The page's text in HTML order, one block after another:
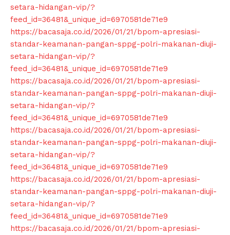
setara-hidangan-vip/?
feed_id=36481&_unique_id=6970581de71e9
https://bacasaja.co.id/2026/01/21/bpom-apresiasi-
standar-keamanan-pangan-sppg-polri-makanan-diuji-
setara-hidangan-vip/?
feed_id=36481&_unique_id=6970581de71e9
https://bacasaja.co.id/2026/01/21/bpom-apresiasi-
standar-keamanan-pangan-sppg-polri-makanan-diuji-
setara-hidangan-vip/?
feed_id=36481&_unique_id=6970581de71e9
https://bacasaja.co.id/2026/01/21/bpom-apresiasi-
standar-keamanan-pangan-sppg-polri-makanan-diuji-
setara-hidangan-vip/?
feed_id=36481&_unique_id=6970581de71e9
https://bacasaja.co.id/2026/01/21/bpom-apresiasi-
standar-keamanan-pangan-sppg-polri-makanan-diuji-
setara-hidangan-vip/?
feed_id=36481&_unique_id=6970581de71e9
https://bacasaja.co.id/2026/01/21/bpom-apresiasi-